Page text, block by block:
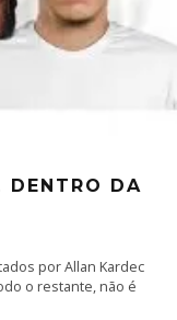
DENTRO DA
por Allan Kardec
o restante, não é